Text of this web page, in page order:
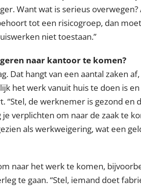
Want wat is serieus
tot een risicogroep, dan
niet toestaan.
naar kantoor te komen?
Dat hangt van een aantal zaken
het werk vanuit huis te doen is
Stel, de werknemer is gezond en
verplichten om naar de zaak te
als werkweigering, wat een
naar het werk te komen,
te gaan. Stel, iemand doet